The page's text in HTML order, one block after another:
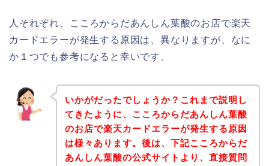
人それぞれ、こころからだあんしん葉酸のお店で楽天
カードエラーが発生する原因は、異なりますが、なに
か１つでも参考になると幸いです。
いかがだったでしょうか？これまで説明し
てきたように、こころからだあんしん葉酸
のお店で楽天カードエラーが発生する原因
は様々あります。後は、下記こころからだ
あんしん葉酸の公式サイトより、直接質問